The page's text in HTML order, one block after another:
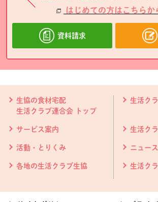
はじめての方はこちらか
資料請求
生協の食材宅配
生活クラブ連合会 トップ
生活ク
サービス案内 生活ク
活動・とりくみ ニュー
各地の生活クラブ生協 生活ク